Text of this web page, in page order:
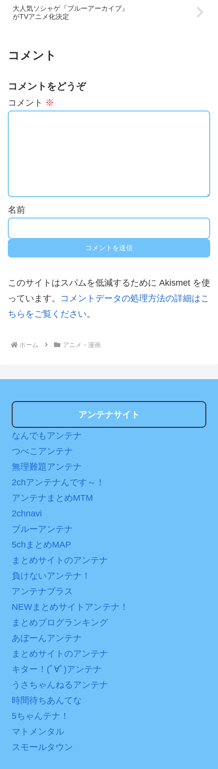
大人気ソシャゲ『ブルーアーカイブ』
がTVアニメ化決定
コメント
コメントをどうぞ
コメント ※
名前
このサイトはスパムを低減するために Akismet を使
っています。 コメントデータの処理方法の詳細はこ
ちらをご覧ください。
ホーム アニメ・漫画
アンテナサイト
なんでもアンテナ
つべこアンテナ
無理難題アンテナ
2chアンテナんです～！
アンテナまとめMTM
2chnavi
ブルーアンテナ
5chまとめMAP
まとめサイトのアンテナ
負けないアンテナ！
アンテナプラス
NEWまとめサイトアンテナ！
まとめブログランキング
あぼーんアンテナ
まとめサイトのアンテナ
キター！(ﾟ∀ﾟ)アンテナ
うさちゃんねるアンテナ
時間待ちあんてな
5ちゃんテナ！
マトメンタル
スモールタウン